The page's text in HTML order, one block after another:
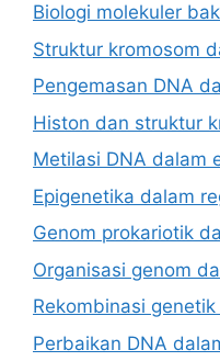
Biologi molekuler
Struktur kromosom
Pengemasan DNA
Histon dan struktur
Metilasi DNA dalam
Epigenetika dalam
Genom prokariotik
Organisasi genom
Rekombinasi
Perbaikan DNA